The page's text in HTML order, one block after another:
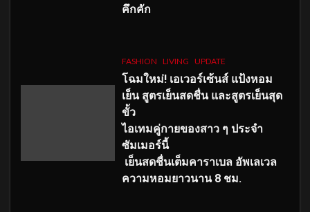
คึกคัก
FASHION LIVING UPDATE
โฉมใหม่! เอเวอร์เซ้นส์ แป้งหอม
เย็น สูตรเย็นสดชื่น และสูตรเย็นสุด
ขั้ว
ไอเทมคู่กายของสาว ๆ ประจำ
ซัมเมอร์นี้
เย็นสดชื่นเต็มคาราเบล อัพเลเวล
ความหอมยาวนาน 8 ชม.